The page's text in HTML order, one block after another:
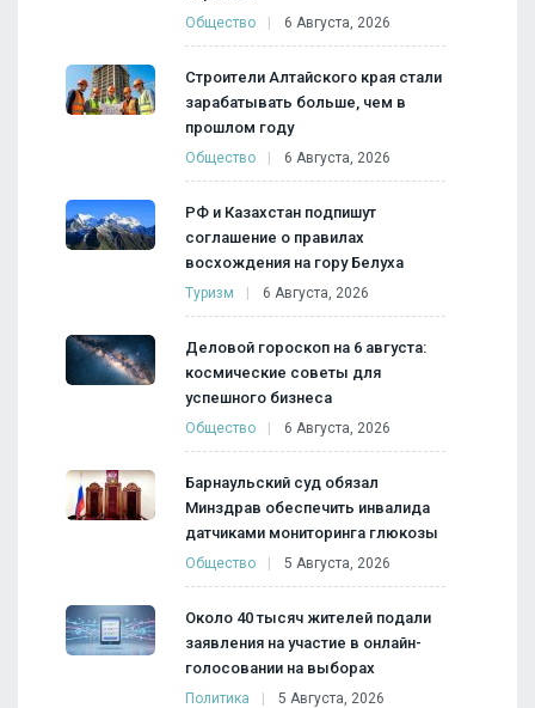
Общество 6 Августа, 2026
Строители Алтайского края стали
зарабатывать больше, чем в
прошлом году
Общество 6 Августа, 2026
РФ и Казахстан подпишут
соглашение о правилах
восхождения на гору Белуха
Туризм 6 Августа, 2026
Деловой гороскоп на 6 августа:
космические советы для
успешного бизнеса
Общество 6 Августа, 2026
Барнаульский суд обязал
Минздрав обеспечить инвалида
датчиками мониторинга глюкозы
Общество 5 Августа, 2026
Около 40 тысяч жителей подали
заявления на участие в онлайн-
голосовании на выборах
Политика 5 Августа, 2026